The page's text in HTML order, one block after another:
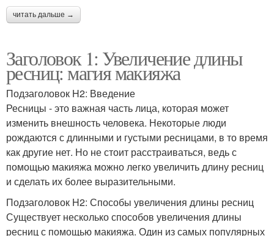
читать дальше →
Заголовок 1: Увеличение длины
ресниц: магия макияжа
Подзаголовок H2: Введение
Ресницы - это важная часть лица, которая может
изменить внешность человека. Некоторые люди
рождаются с длинными и густыми ресницами, в то время
как другие нет. Но не стоит расстраиваться, ведь с
помощью макияжа можно легко увеличить длину ресниц
и сделать их более выразительными.
Подзаголовок H2: Способы увеличения длины ресниц
Существует несколько способов увеличения длины
ресниц с помощью макияжа. Один из самых популярных